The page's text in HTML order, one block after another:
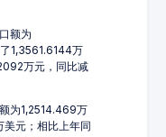
额为
1,3561.6144万
万元，同比减
为1,2514.469万
美元；相比上年同